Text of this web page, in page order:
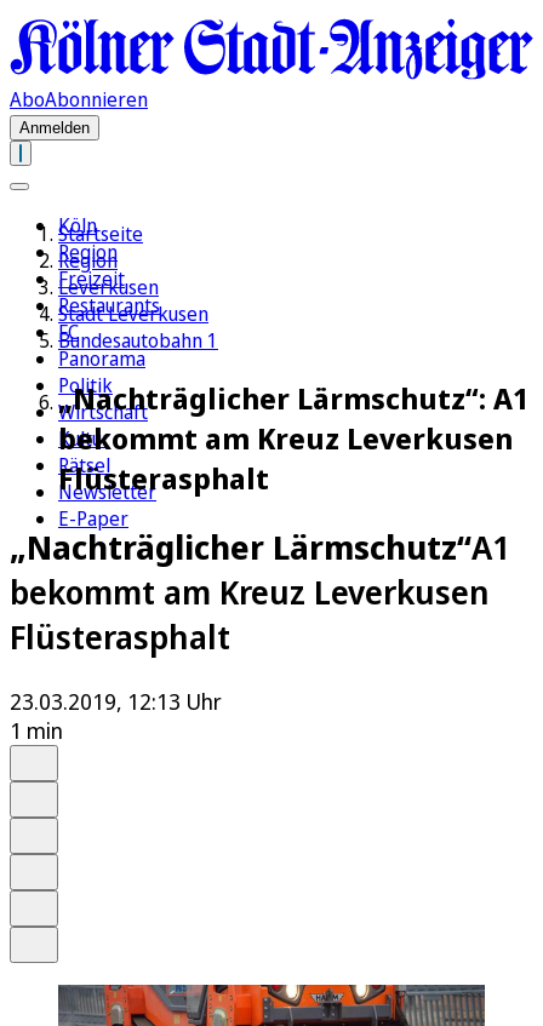
AboAbonnieren
Anmelden
Köln
Region
Freizeit
Restaurants
FC
Panorama
Politik
Wirtschaft
Kultur
Rätsel
Newsletter
E-Paper
Startseite
Region
Leverkusen
Stadt Leverkusen
Bundesautobahn 1
„Nachträglicher Lärmschutz“: A1
bekommt am Kreuz Leverkusen
Flüsterasphalt
„Nachträglicher Lärmschutz“A1
bekommt am Kreuz Leverkusen
Flüsterasphalt
23.03.2019, 12:13 Uhr
1 min